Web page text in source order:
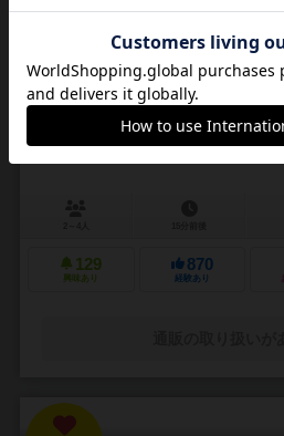
Bellz!
129
興味あり
870
経験あり